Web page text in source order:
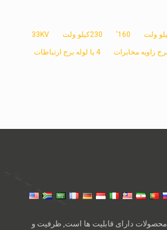
160' 230کیلو ولت 33KV
4 پا لوله برج ارتباطات
محصولات دارای قابلیت ها است, ظرفیت و